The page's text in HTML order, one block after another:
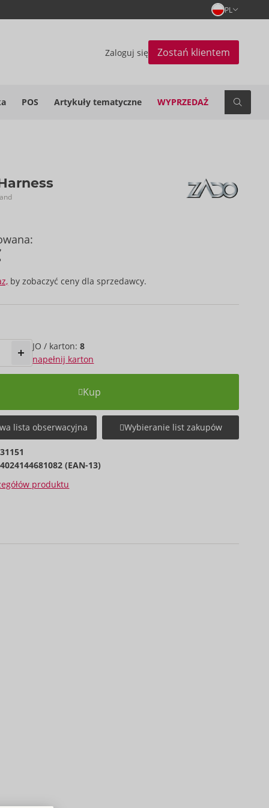
PL
Zaloguj się Zostań klientem
POS Artykuły tematyczne WYPRZEDAŻ
by zobaczyć ceny dla sprzedawcy.
JO / karton:8
napełnij karton
Kup
lista obserwacyjna Wybieranie list zakupów
4024144681082 (EAN-13)
produktu